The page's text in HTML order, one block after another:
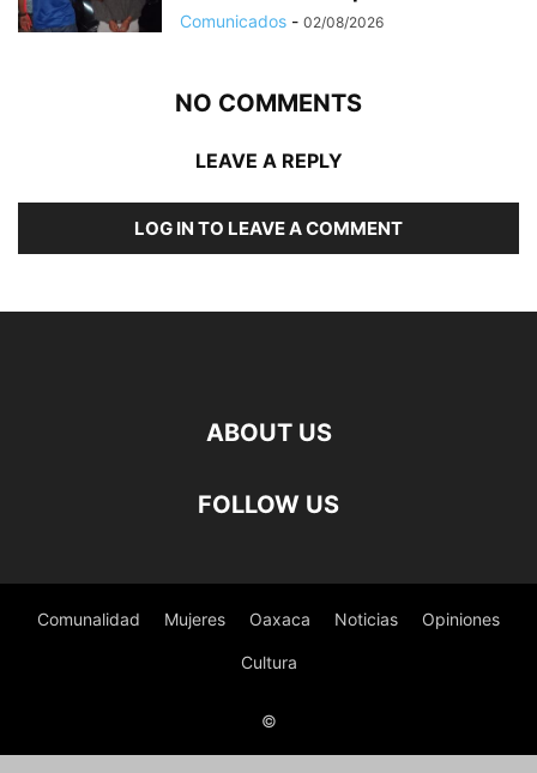
Comunicados - 02/08/2026
NO COMMENTS
LEAVE A REPLY
LOG IN TO LEAVE A COMMENT
ABOUT US
FOLLOW US
Comunalidad Mujeres Oaxaca Noticias Opiniones
Cultura
©